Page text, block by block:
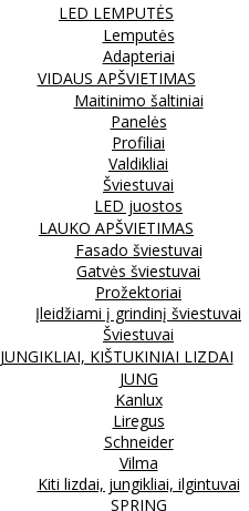
LED LEMPUTĖS
Lemputės
Adapteriai
VIDAUS APŠVIETIMAS
Maitinimo šaltiniai
Panelės
Profiliai
Valdikliai
Šviestuvai
LED juostos
LAUKO APŠVIETIMAS
Fasado šviestuvai
Gatvės šviestuvai
Prožektoriai
Įleidžiami į grindinį šviestuvai
Šviestuvai
JUNGIKLIAI, KIŠTUKINIAI LIZDAI
JUNG
Kanlux
Liregus
Schneider
Vilma
Kiti lizdai, jungikliai, ilgintuvai
SPRING